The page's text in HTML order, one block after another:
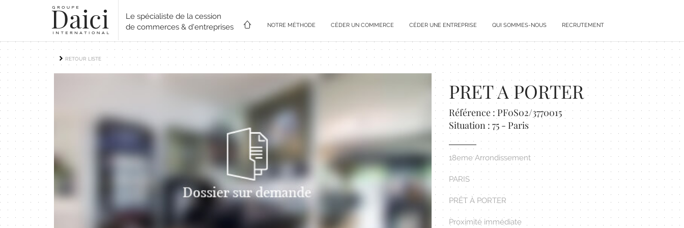
Le spécialiste de la cession
de commerces & d'entreprises
NOTRE MÉTHODE CÉDER UN COMMERCE CÉDER UNE ENTREPRISE QUI SOMMES-NOUS RECRUTEMENT
RETOUR LISTE
PRET A PORTER
Référence : PF0S02/3770015
Situation : 75 - Paris
18eme Arrondissement
PARIS
PRÊT À PORTER
Proximité immédiate